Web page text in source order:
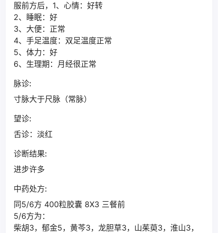
服前方后，1、心情：好转
2、睡眠：好
3、大便：正常
4、手足温度：双足温度正常
5、体力：好
6、生理期：月经很正常
脉诊:
寸脉大于尺脉（常脉）
望诊:
舌诊：淡红
诊断结果:
进步许多
中药处方:
同5/6方 400粒胶囊 8X3 三餐前
5/6方为：
柴胡3，郁金5，黄芩3，龙胆草3，山茱萸3，淮山3，